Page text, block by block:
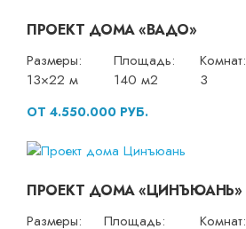
ПРОЕКТ ДОМА «ВАДО»
Размеры:
13×22 м
Площадь:
140 м2
Комнат:
3
ОТ 4.550.000 РУБ.
ПРОЕКТ ДОМА «ЦИНЪЮАНЬ»
Размеры:
Площадь:
Комнат: